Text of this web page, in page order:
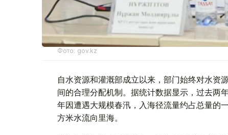
Фото: gov.kz
自水资源和灌溉部成立以来，部门始终对水资
间的合理分配机制。据统计数据显示，过去两
年因遭遇大规模春汛，入海径流量约占总量的
方米水流向里海。